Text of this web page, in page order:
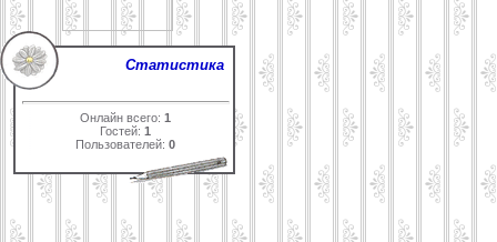
Статистика
Онлайн всего:1
Гостей:1
Пользователей:0